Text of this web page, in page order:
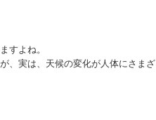
すよね。
、実は、天候の変化が人体にさま